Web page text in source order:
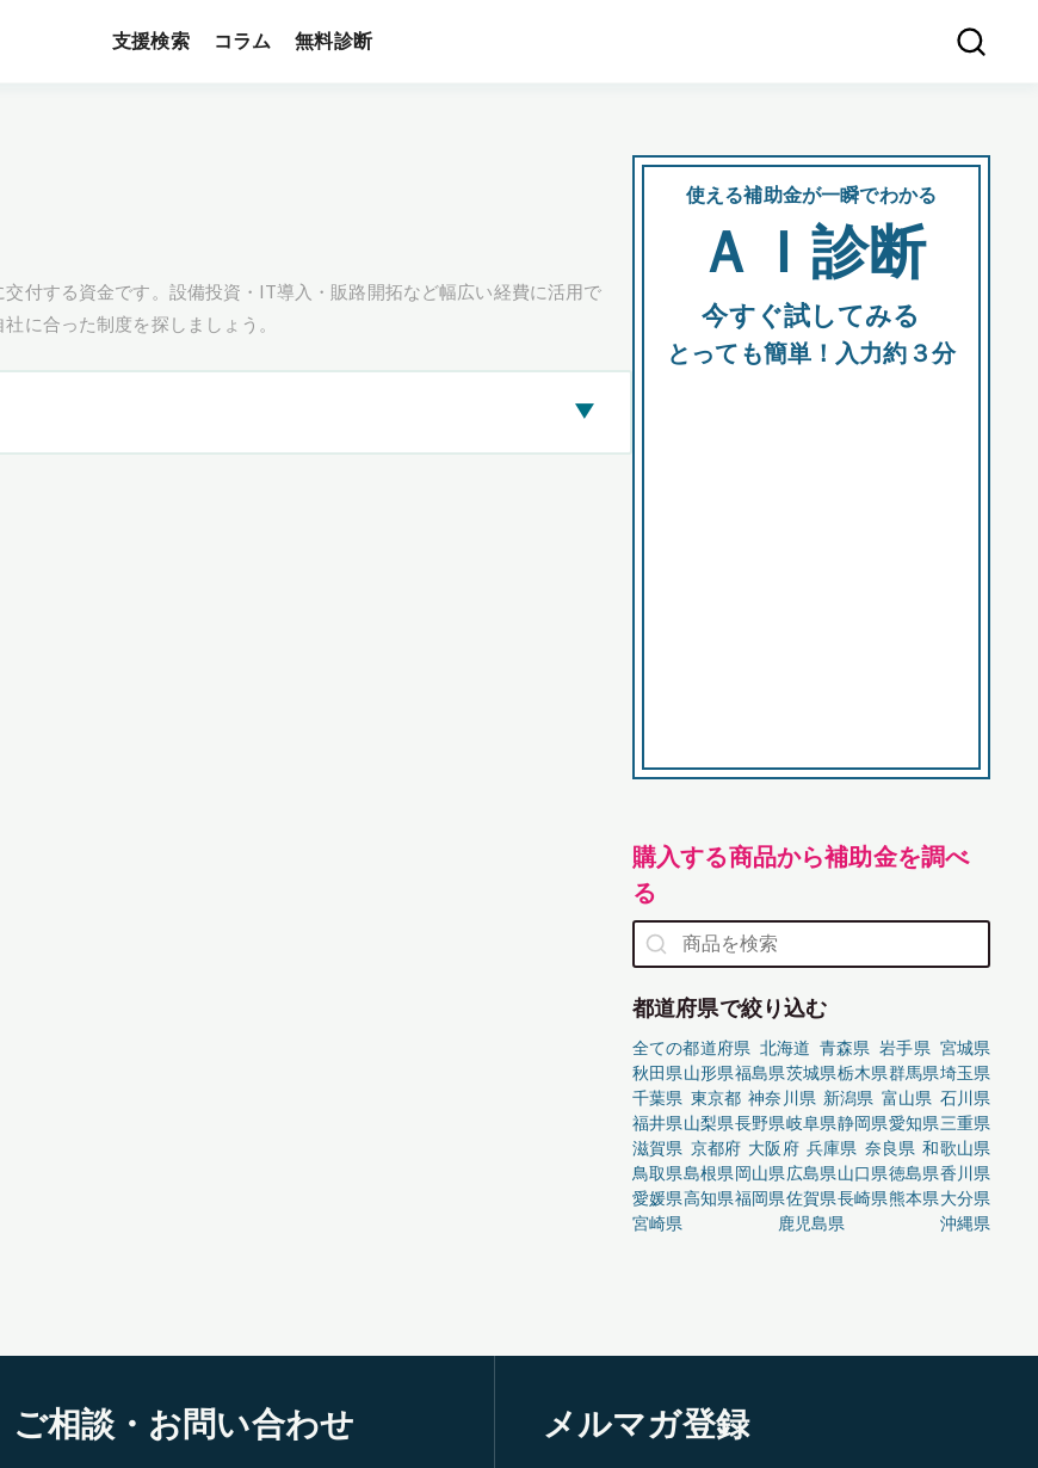
支援検索 コラム 無料診断
付する資金です。設備投資・IT導入・販路開拓など幅広い経費に活用で
に合った制度を探しましょう。
▶
使える補助金が一瞬でわかる
ＡＩ診断
今すぐ試してみる
とっても簡単！入力約３分
購入する商品から補助金を調べ
る
都道府県で絞り込む
全ての都道府県 北海道 青森県 岩手県 宮城県
秋田県山形県福島県茨城県栃木県群馬県埼玉県
千葉県 東京都 神奈川県 新潟県 富山県 石川県
福井県山梨県長野県岐阜県静岡県愛知県三重県
滋賀県 京都府 大阪府 兵庫県 奈良県 和歌山県
鳥取県島根県岡山県広島県山口県徳島県香川県
愛媛県高知県福岡県佐賀県長崎県熊本県大分県
宮崎県
鹿児島県 沖縄県
ご相談・お問い合わせ メルマガ登録